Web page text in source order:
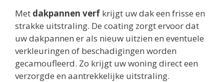
Met dakpannen verf krijgt uw dak een frisse en
strakke uitstraling. De coating zorgt ervoor dat
uw dakpannen er als nieuw uitzien en eventuele
verkleuringen of beschadigingen worden
gecamoufleerd. Zo krijgt uw woning direct een
verzorgde en aantrekkelijke uitstraling.